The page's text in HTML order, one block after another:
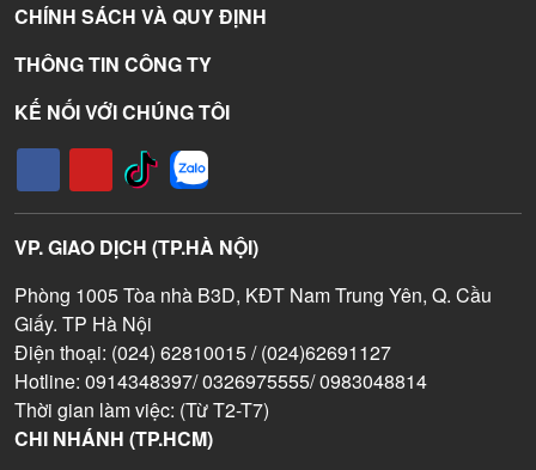
CHÍNH SÁCH VÀ QUY ĐỊNH
THÔNG TIN CÔNG TY
KẾ NỐI VỚI CHÚNG TÔI
VP. GIAO DỊCH (TP.HÀ NỘI)
Phòng 1005 Tòa nhà B3D, KĐT Nam Trung Yên, Q. Cầu
Giấy. TP Hà Nội
Điện thoại: (024) 62810015 / (024)62691127
Hotline: 0914348397/ 0326975555/ 0983048814
Thời gian làm việc: (Từ T2-T7)
CHI NHÁNH (TP.HCM)